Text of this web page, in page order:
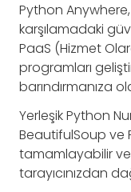
Python
karşılamadaki
PaaS (Hizmet
programları
barındırmanıza
Yerleşik Python
BeautifulSoup ve
tamamlayabilir
tarayıcınızdan